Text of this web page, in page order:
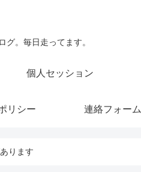
。毎日走ってます。
個人セッション
リシー 連絡フォーム
ります